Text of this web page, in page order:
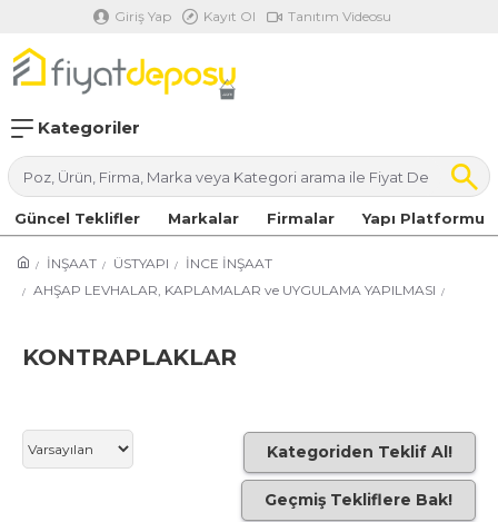
Giriş Yap Kayıt Ol Tanıtım Videosu
Kategoriler
Güncel Teklifler Markalar Firmalar Yapı Platformu
İNŞAAT ÜSTYAPI
İNCE İNŞAAT
AHŞAP LEVHALAR, KAPLAMALAR ve UYGULAMA YAPILMASI
KONTRAPLAKLAR
Kategoriden Teklif Al!
Geçmiş Tekliflere Bak!